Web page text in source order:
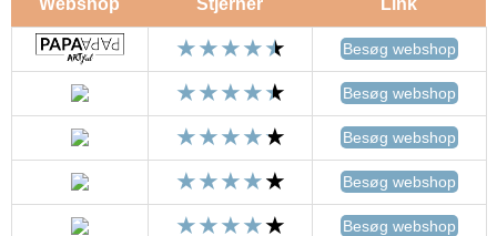
Besøg webshop
Besøg webshop
Besøg webshop
Besøg webshop
Besøg webshop